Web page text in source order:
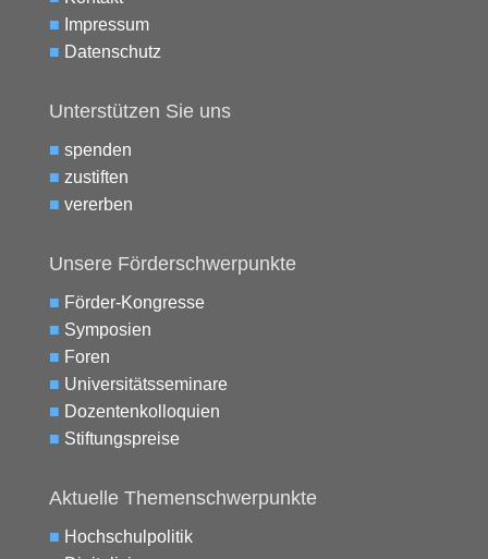
■ Impressum
■ Datenschutz
Unterstützen Sie uns
■ spenden
■ zustiften
■ vererben
Unsere Förderschwerpunkte
■ Förder-Kongresse
■ Symposien
■ Foren
■ Universitätsseminare
■ Dozentenkolloquien
■ Stiftungspreise
Aktuelle Themenschwerpunkte
■ Hochschulpolitik